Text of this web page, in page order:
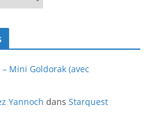
– Mini Goldorak (avec
Yannoch dans Starquest